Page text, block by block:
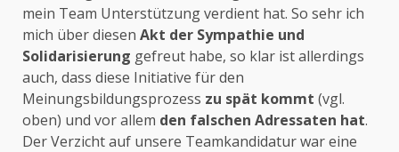
mein Team Unterstützung verdient hat. So sehr ich
mich über diesen Akt der Sympathie und
Solidarisierung gefreut habe, so klar ist allerdings
auch, dass diese Initiative für den
Meinungsbildungsprozess zu spät kommt (vgl.
oben) und vor allem den falschen Adressaten hat.
Der Verzicht auf unsere Teamkandidatur war eine